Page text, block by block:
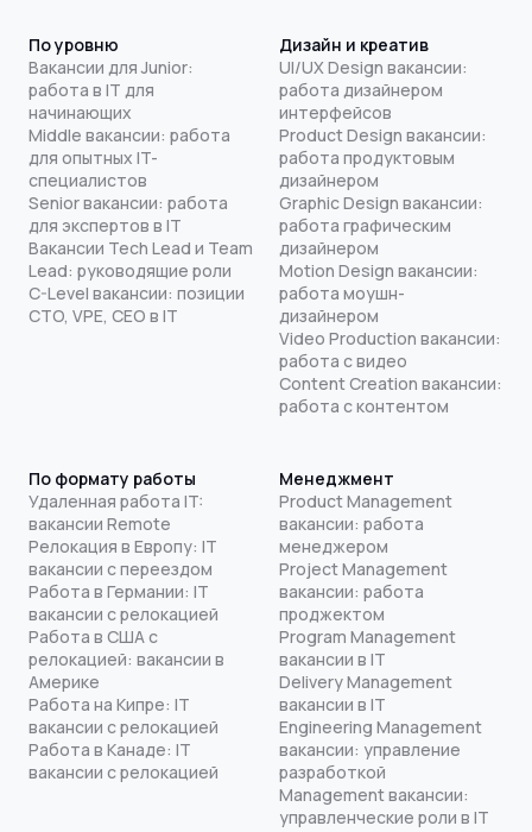
По уровню
Вакансии для Junior:
работа в IT для
начинающих
Middle вакансии: работа
для опытных IT-
специалистов
Senior вакансии: работа
для экспертов в IT
Вакансии Tech Lead и Team
Lead: руководящие роли
C-Level вакансии: позиции
CTO, VPE, CEO в IT
Дизайн и креатив
UI/UX Design вакансии:
работа дизайнером
интерфейсов
Product Design вакансии:
работа продуктовым
дизайнером
Graphic Design вакансии:
работа графическим
дизайнером
Motion Design вакансии:
работа моушн-
дизайнером
Video Production вакансии:
работа с видео
Content Creation вакансии:
работа с контентом
По формату работы
Удаленная работа IT:
вакансии Remote
Релокация в Европу: IT
вакансии с переездом
Работа в Германии: IT
вакансии с релокацией
Работа в США с
релокацией: вакансии в
Америке
Работа на Кипре: IT
вакансии с релокацией
Работа в Канаде: IT
вакансии с релокацией
Менеджмент
Product Management
вакансии: работа
менеджером
Project Management
вакансии: работа
проджектом
Program Management
вакансии в IT
Delivery Management
вакансии в IT
Engineering Management
вакансии: управление
разработкой
Management вакансии:
управленческие роли в IT